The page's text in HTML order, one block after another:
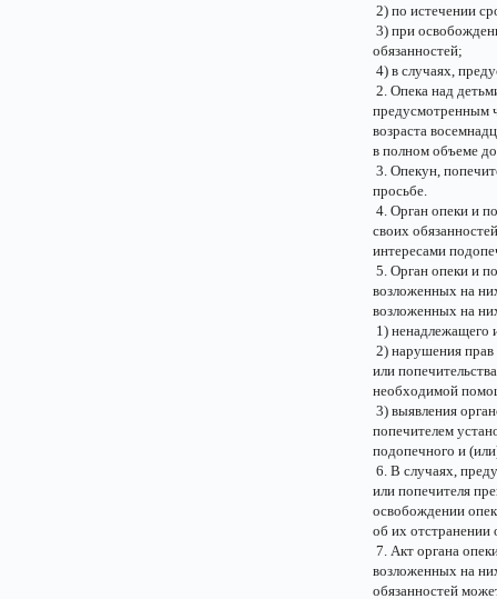
2) по истечении
3) при
обязанностей;
4) в случаях,
2. Опека над
предусмотренным
возраста
в полном объеме
3. Опекун,
просьбе.
4. Орган опеки и
своих
интересами
5. Орган опеки и
возложенных на
возложенных на
1) ненадлежащего
2) нарушения прав
или
необходимой
3) выявления
попечителем
подопечного и
6. В случаях,
или попечителя
освобождении
об их отстранении
7. Акт органа
возложенных на
обязанностей